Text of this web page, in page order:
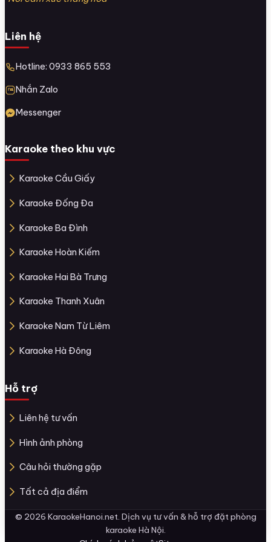
Liên hệ
Hotline: 0933 865 553
Nhắn Zalo
Messenger
Karaoke theo khu vực
Karaoke Cầu Giấy
Karaoke Đống Đa
Karaoke Ba Đình
Karaoke Hoàn Kiếm
Karaoke Hai Bà Trưng
Karaoke Thanh Xuân
Karaoke Nam Từ Liêm
Karaoke Hà Đông
Hỗ trợ
Liên hệ tư vấn
Hình ảnh phòng
Câu hỏi thường gặp
Tất cả địa điểm
© 2026 KaraokeHanoi.net. Dịch vụ tư vấn & hỗ trợ đặt phòng
karaoke Hà Nội.